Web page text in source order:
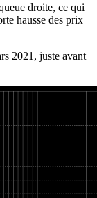
droite, ce qui
hausse des prix
2021, juste avant